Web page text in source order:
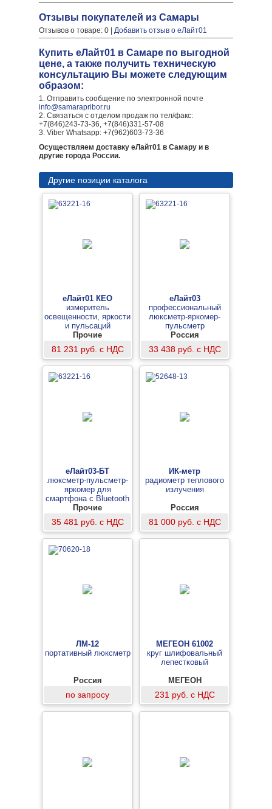
Отзывы покупателей из Самары
Отзывов о товаре: 0 | Добавить отзыв о еЛайт01
Купить еЛайт01 в Самаре по выгодной
цене, а также получить техническую
консультацию Вы можете следующим
образом:
1. Отправить сообщение по электронной почте
info@samarapribor.ru
2. Связаться с отделом продаж по тел/факс:
+7(846)243-73-36, +7(846)331-57-08
3. Viber Whatsapp: +7(962)603-73-36
Осуществляем доставку еЛайт01 в Самару и в
другие города России.
Другие позиции каталога
еЛайт01 КЕО
измеритель
освещенности, яркости
и пульсаций
Прочие
81 231 руб. с НДС
еЛайт03
профессиональный
люксметр-яркомер-
пульсметр
Россия
33 438 руб. с НДС
еЛайт03-БТ
люксметр-пульсметр-
яркомер для
смартфона с Bluetooth
модулем
Прочие
35 481 руб. с НДС
ИК-метр
радиометр теплового
излучения
Россия
81 000 руб. с НДС
ЛМ-12
портативный люксметр
Россия
по запросу
МЕГЕОН 61002
круг шлифовальный
лепестковый
МЕГЕОН
231 руб. с НДС